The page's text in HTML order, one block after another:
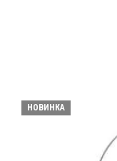
НОВИНКА